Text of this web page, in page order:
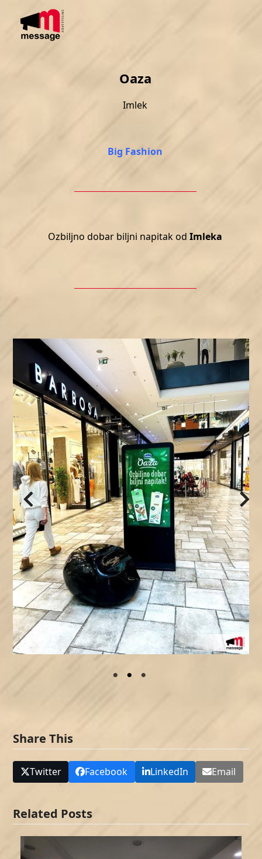
content
Open
mobile
Close
mobile
Oaza
Imlek
Big Fashion
Ozbiljno dobar biljni napitak odImleka
Share This
Twitter Facebook LinkedIn Email
Related Posts